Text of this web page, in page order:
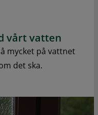
vårt vatten
mycket på vattnet
det ska.